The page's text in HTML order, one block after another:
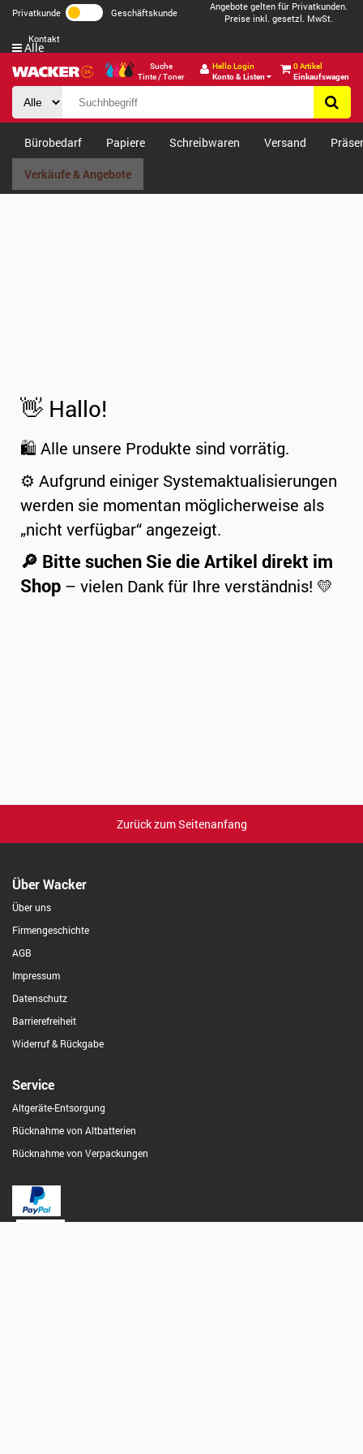
Privatkunde Geschäftskunde
Angebote gelten für Privatkunden.
Preise inkl. gesetzl. MwSt.
Kontakt
Suche
Tinte / Toner
Hello Login
Konto & Listen
0 Artikel
Einkaufswagen
Alle
Bürobedarf Papiere Schreibwaren Versand
Verkäufe & Angebote
👋 Hallo!
🛍️ Alle unsere Produkte sind vorrätig.
⚙️ Aufgrund einiger Systemaktualisierungen
werden sie momentan möglicherweise als
„nicht verfügbar“ angezeigt.
🔎 Bitte suchen Sie die Artikel direkt im
Shop – vielen Dank für Ihre verständnis! 💛
Zurück zum Seitenanfang
Über Wacker
Über uns
Firmengeschichte
AGB
Impressum
Datenschutz
Barrierefreiheit
Widerruf & Rückgabe
Service
Altgeräte-Entsorgung
Rücknahme von Altbatterien
Rücknahme von Verpackungen